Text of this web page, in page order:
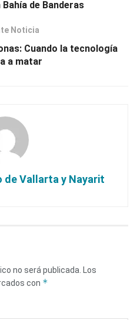
de Banderas
Noticia
Cuando la tecnología
a matar
de Vallarta y Nayarit
no será publicada.
Los
con *